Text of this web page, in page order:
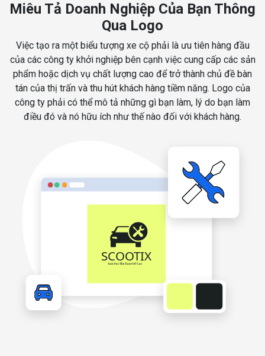
Miêu Tả Doanh Nghiệp Của Bạn Thông
Qua Logo
Việc tạo ra một biểu tượng xe cộ phải là ưu tiên hàng đầu
của các công ty khởi nghiệp bên cạnh việc cung cấp các sản
phẩm hoặc dịch vụ chất lượng cao để trở thành chủ đề bàn
tán của thị trấn và thu hút khách hàng tiềm năng. Logo của
công ty phải có thể mô tả những gì bạn làm, lý do bạn làm
điều đó và nó hữu ích như thế nào đối với khách hàng.